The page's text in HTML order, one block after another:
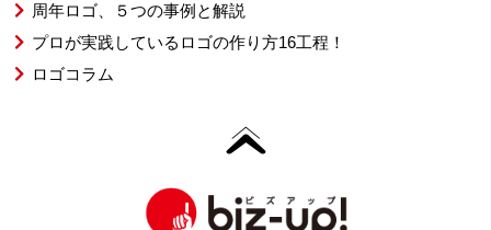
周年ロゴ、５つの事例と解説
プロが実践しているロゴの作り方16工程！
ロゴコラム